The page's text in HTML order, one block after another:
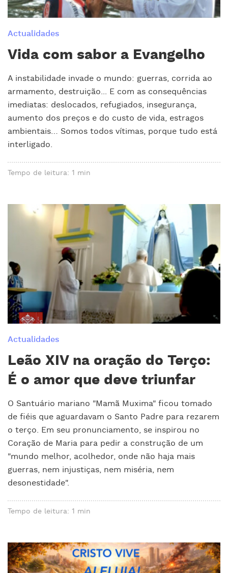
Actualidades
Vida com sabor a Evangelho
A instabilidade invade o mundo: guerras, corrida ao
armamento, destruição... E com as consequências
imediatas: deslocados, refugiados, insegurança,
aumento dos preços e do custo de vida, estragos
ambientais… Somos todos vítimas, porque tudo está
interligado.
Tempo de leitura: 1 min
Actualidades
Leão XIV na oração do Terço:
É o amor que deve triunfar
O Santuário mariano "Mamã Muxima" ficou tomado
de fiéis que aguardavam o Santo Padre para rezarem
o terço. Em seu pronunciamento, se inspirou no
Coração de Maria para pedir a construção de um
"mundo melhor, acolhedor, onde não haja mais
guerras, nem injustiças, nem miséria, nem
desonestidade".
Tempo de leitura: 1 min